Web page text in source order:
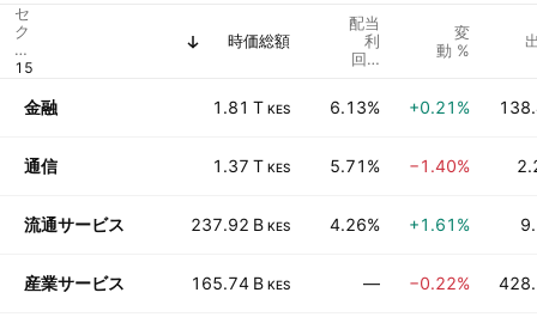
セ
ク
タ
ー
時価総額
配当
利
回%
変
動 %
金融 1.81 T KES 6.13% +0.21%
通信 1.37 T KES 5.71% −1.40%
流通サービス 237.92 B KES 4.26% +1.61%
産業サービス 165.74 B KES — −0.22%